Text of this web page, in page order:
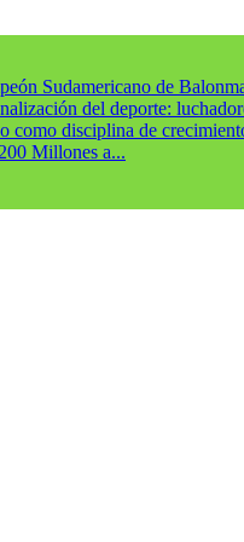
Sudamericano de
del deporte:
como disciplina de
Millones a...